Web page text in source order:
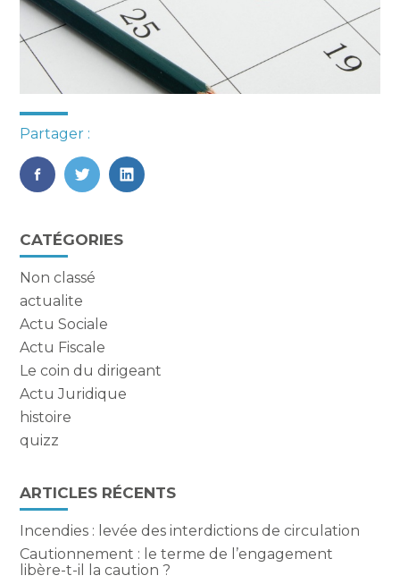
Partager :
FaceBook
TwitterLinkedIn
Blog
sidebar
CATÉGORIES
Non classé
actualite
Actu Sociale
Actu Fiscale
Le coin du dirigeant
Actu Juridique
histoire
quizz
ARTICLES RÉCENTS
Incendies : levée des interdictions de circulation
Cautionnement : le terme de l’engagement
libère-t-il la caution ?